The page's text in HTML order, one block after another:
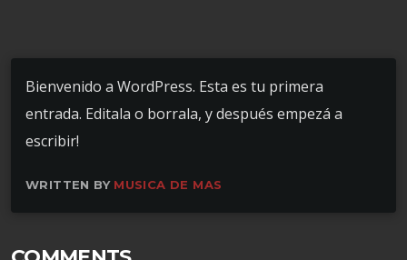
Bienvenido a WordPress. Esta es tu primera
entrada. Editala o borrala, y después empezá a
escribir!
WRITTEN BY MUSICA DE MAS